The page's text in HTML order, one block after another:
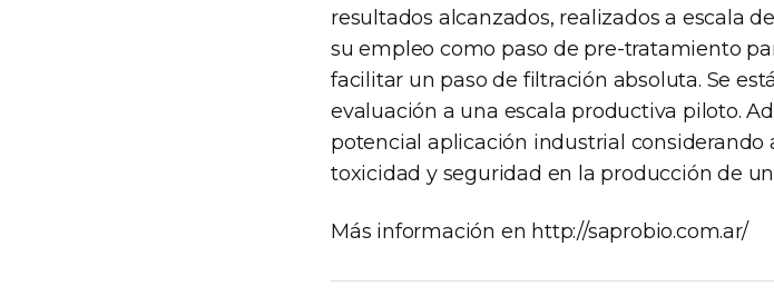
resultados alcanzados, realizados a escala
su empleo como paso de pre-tratamiento
facilitar un paso de filtración absoluta. Se
evaluación a una escala productiva piloto.
potencial aplicación industrial considerando
toxicidad y seguridad en la producción de un
Más información en http://saprobio.com.ar/